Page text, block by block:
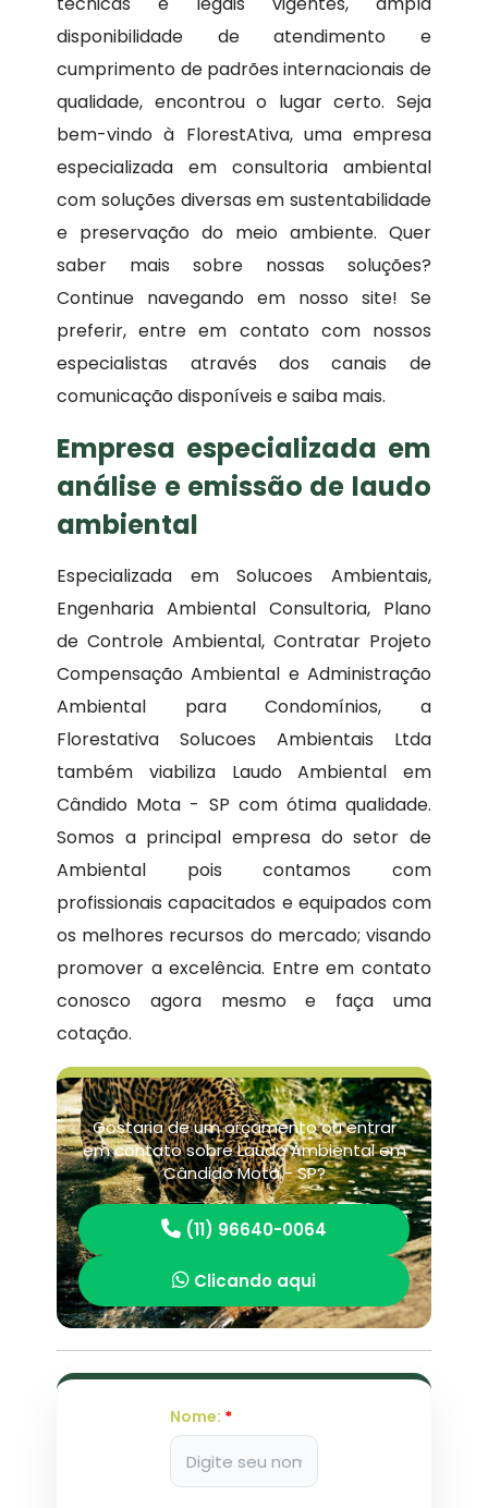
disponibilidade de atendimento e
cumprimento de padrões internacionais de
qualidade, encontrou o lugar certo. Seja
bem-vindo à FlorestAtiva, uma empresa
especializada em consultoria ambiental
com soluções diversas em sustentabilidade
e preservação do meio ambiente. Quer
saber mais sobre nossas soluções?
Continue navegando em nosso site! Se
preferir, entre em contato com nossos
especialistas através dos canais de
comunicação disponíveis e saiba mais.
Empresa especializada em
análise e emissão de laudo
ambiental
Especializada em Solucoes Ambientais,
Engenharia Ambiental Consultoria, Plano
de Controle Ambiental, Contratar Projeto
Compensação Ambiental e Administração
Ambiental para Condomínios, a
Florestativa Solucoes Ambientais Ltda
também viabiliza Laudo Ambiental em
Cândido Mota - SP com ótima qualidade.
Somos a principal empresa do setor de
Ambiental pois contamos com
profissionais capacitados e equipados com
os melhores recursos do mercado; visando
promover a excelência. Entre em contato
conosco agora mesmo e faça uma
cotação.
Gostaria de um orçamento ou entrar
em contato sobre Laudo Ambiental em
Cândido Mota - SP?
(11) 96640-0064
Clicando aqui
Nome: *